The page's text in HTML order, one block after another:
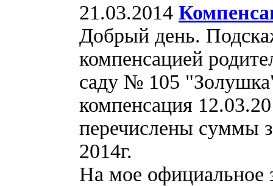
21.03.2014
Добрый день.
компенсацией
саду № 105
компенсация
перечислены суммы
2014г.
На мое официальное